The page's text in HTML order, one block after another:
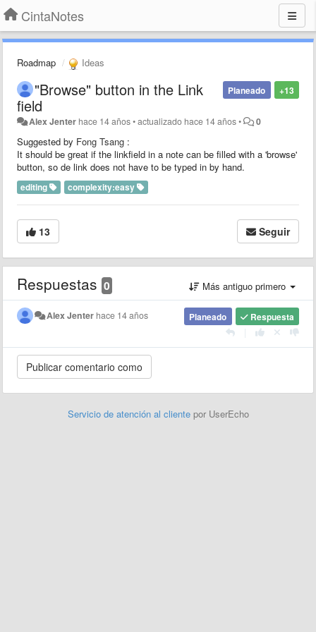
CintaNotes
Roadmap Ideas
+13
Planeado
"Browse" button in the Link
field
Alex Jenter hace 14 años•actualizado hace 14 años• 0
Suggested by Fong Tsang :
It should be great if the linkfield in a note can be filled with a 'browse'
button, so de link does not have to be typed in by hand.
editing complexity:easy
13 Seguir
Respuestas 0 Más antiguo primero
Respuesta
Planeado
Alex Jenter hace 14 años
Servicio de atención al cliente por UserEcho